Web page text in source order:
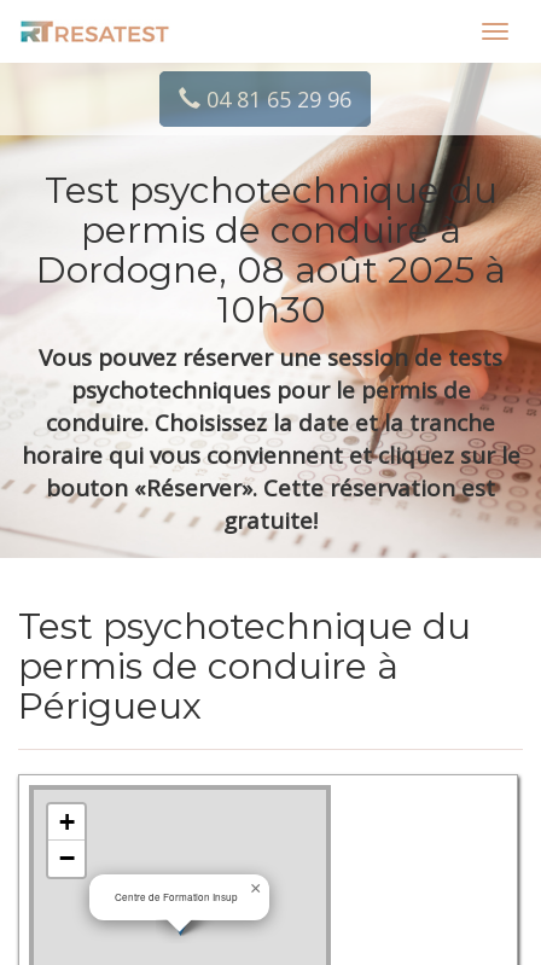
04 81 65 29 96
Test psychotechnique du
permis de conduire à
Dordogne, 08 août 2025 à
10h30
Vous pouvez réserver une session de tests
psychotechniques pour le permis de
conduire. Choisissez la date et la tranche
horaire qui vous conviennent et cliquez sur le
bouton «Réserver». Cette réservation est
gratuite!
Test psychotechnique du
permis de conduire à
Périgueux
Centre de Formation Insup ×
+
−